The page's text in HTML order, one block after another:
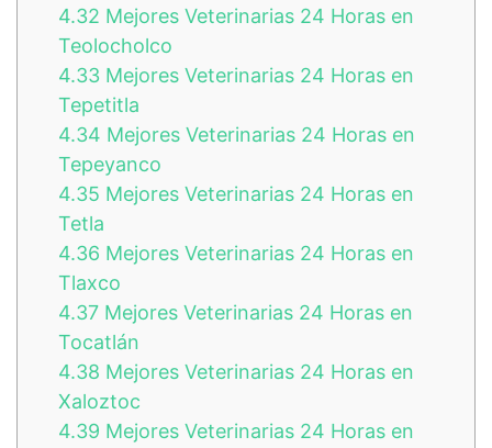
4.32 Mejores Veterinarias 24 Horas en
Teolocholco
4.33 Mejores Veterinarias 24 Horas en
Tepetitla
4.34 Mejores Veterinarias 24 Horas en
Tepeyanco
4.35 Mejores Veterinarias 24 Horas en
Tetla
4.36 Mejores Veterinarias 24 Horas en
Tlaxco
4.37 Mejores Veterinarias 24 Horas en
Tocatlán
4.38 Mejores Veterinarias 24 Horas en
Xaloztoc
4.39 Mejores Veterinarias 24 Horas en